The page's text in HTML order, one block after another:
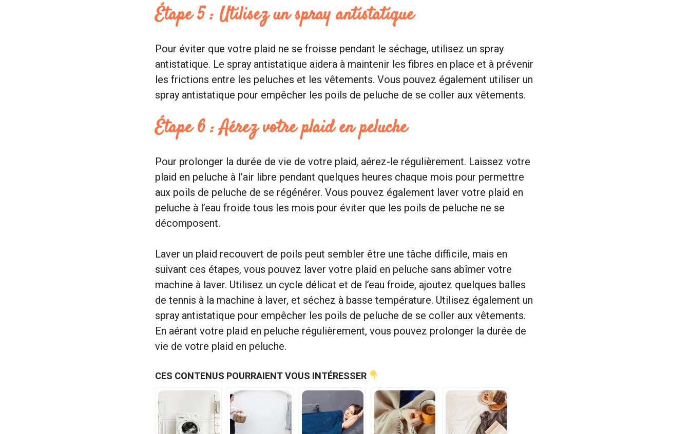
Étape 5 : Utilisez un spray antistatique
Pour éviter que votre plaid ne se froisse pendant le séchage, utilisez un spray
antistatique. Le spray antistatique aidera à maintenir les fibres en place et à prévenir
les frictions entre les peluches et les vêtements. Vous pouvez également utiliser un
spray antistatique pour empêcher les poils de peluche de se coller aux vêtements.
Étape 6 : Aérez votre plaid en peluche
Pour prolonger la durée de vie de votre plaid, aérez-le régulièrement. Laissez votre
plaid en peluche à l’air libre pendant quelques heures chaque mois pour permettre
aux poils de peluche de se régénérer. Vous pouvez également laver votre plaid en
peluche à l’eau froide tous les mois pour éviter que les poils de peluche ne se
décomposent.
Laver un plaid recouvert de poils peut sembler être une tâche difficile, mais en
suivant ces étapes, vous pouvez laver votre plaid en peluche sans abîmer votre
machine à laver. Utilisez un cycle délicat et de l’eau froide, ajoutez quelques balles
de tennis à la machine à laver, et séchez à basse température. Utilisez également un
spray antistatique pour empêcher les poils de peluche de se coller aux vêtements.
En aérant votre plaid en peluche régulièrement, vous pouvez prolonger la durée de
vie de votre plaid en peluche.
CES CONTENUS POURRAIENT VOUS INTÉRESSER